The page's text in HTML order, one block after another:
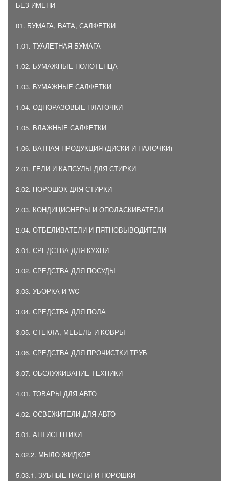
БЕЗ ИМЕНИ
01. БУМАГА, ВАТА, САЛФЕТКИ
1.01. ТУАЛЕТНАЯ БУМАГА
1.02. БУМАЖНЫЕ ПОЛОТЕНЦА
1.03. БУМАЖНЫЕ САЛФЕТКИ
1.04. ОДНОРАЗОВЫЕ ПЛАТОЧКИ
1.05. ВЛАЖНЫЕ САЛФЕТКИ
1.06. ВАТНАЯ ПРОДУКЦИЯ (ДИСКИ И ПАЛОЧКИ)
2.01. ГЕЛИ И КАПСУЛЫ ДЛЯ СТИРКИ
2.02. ПОРОШОК ДЛЯ СТИРКИ
2.03. КОНДИЦИОНЕРЫ И ОПОЛАСКИВАТЕЛИ
2.04. ОТБЕЛИВАТЕЛИ И ПЯТНОВЫВОДИТЕЛИ
3.01. СРЕДСТВА ДЛЯ КУХНИ
3.02. СРЕДСТВА ДЛЯ ПОСУДЫ
3.03. УБОРКА И WC
3.04. СРЕДСТВА ДЛЯ ПОЛА
3.05. СТЕКЛА, МЕБЕЛЬ И КОВРЫ
3.06. СРЕДСТВА ДЛЯ ПРОЧИСТКИ ТРУБ
3.07. ОБСЛУЖИВАНИЕ ТЕХНИКИ
4.01. ТОВАРЫ ДЛЯ АВТО
4.02. ОСВЕЖИТЕЛИ ДЛЯ АВТО
5.01. АНТИСЕПТИКИ
5.02.2. МЫЛО ЖИДКОЕ
5.03.1. ЗУБНЫЕ ПАСТЫ И ПОРОШКИ